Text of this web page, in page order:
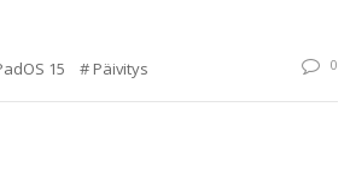
15 Päivitys 0